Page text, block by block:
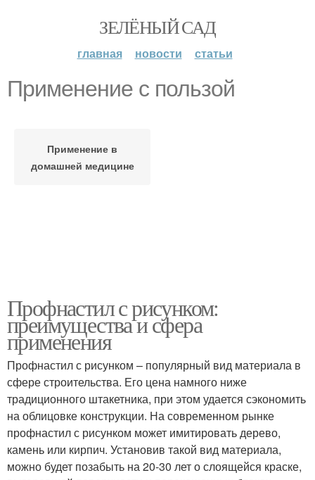
ЗЕЛЁНЫЙ САД
главная новости статьи
Применение с пользой
Применение в
домашней медицине
Профнастил с рисунком:
преимущества и сфера
применения
Профнастил с рисунком – популярный вид материала в
сфере строительства. Его цена намного ниже
традиционного штакетника, при этом удается сэкономить
на облицовке конструкции. На современном рынке
профнастил с рисунком может имитировать дерево,
камень или кирпич. Установив такой вид материала,
можно будет позабыть на 20-30 лет о слоящейся краске,